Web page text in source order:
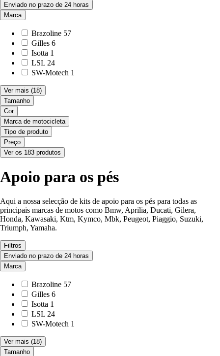
Enviado no prazo de 24 horas
Marca
Brazoline 57
Gilles 6
Isotta 1
LSL 24
SW-Motech 1
Ver mais (18)
Tamanho
Cor
Marca de motocicleta
Tipo de produto
Preço
Ver os 183 produtos
Apoio para os pés
Aqui a nossa selecção de kits de apoio para os pés para todas as
principais marcas de motos como Bmw, Aprilia, Ducati, Gilera,
Honda, Kawasaki, Ktm, Kymco, Mbk, Peugeot, Piaggio, Suzuki,
Triumph, Yamaha.
Filtros
Enviado no prazo de 24 horas
Marca
Brazoline 57
Gilles 6
Isotta 1
LSL 24
SW-Motech 1
Ver mais (18)
Tamanho